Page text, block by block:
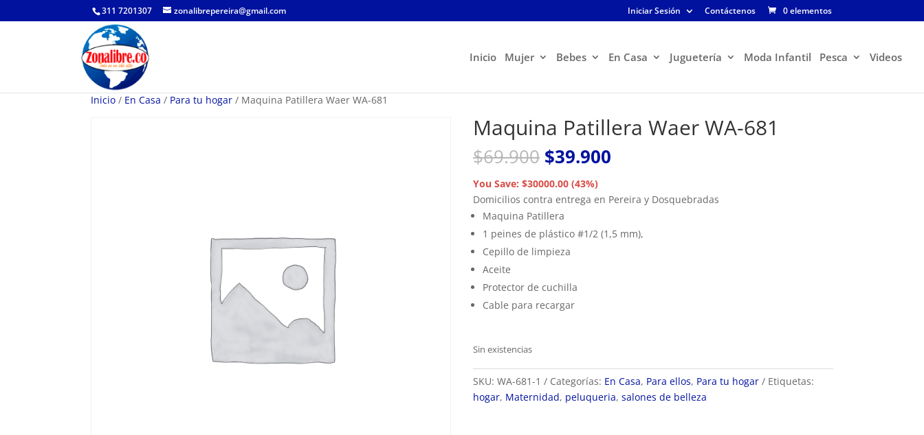
311 7201307 zonalibrepereira@gmail.com Iniciar Sesión Contáctenos 0 elementos
Inicio Mujer Bebes En Casa Juguetería Moda Infantil Pesca Videos
Inicio / En Casa / Para tu hogar / Maquina Patillera Waer WA-681
Maquina Patillera Waer WA-681
$69.900 El
precio
original
era:
$69.900.
$39.900
es:
You Save: $30000.00 (43%)
Domicilios contra entrega en Pereira y Dosquebradas
Maquina Patillera
1 peines de plástico #1/2 (1,5 mm),
Cepillo de limpieza
Aceite
Protector de cuchilla
Cable para recargar
Sin existencias
SKU:WA-681-1 Categorías: En Casa, Para ellos, Para tu hogar
Etiquetas:
hogar, Maternidad, peluqueria,salones de belleza